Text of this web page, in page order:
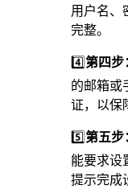
用户名、
完整。
4️⃣第四步
的邮箱或
证，以保
5️⃣第五步
能要求设
提示完成